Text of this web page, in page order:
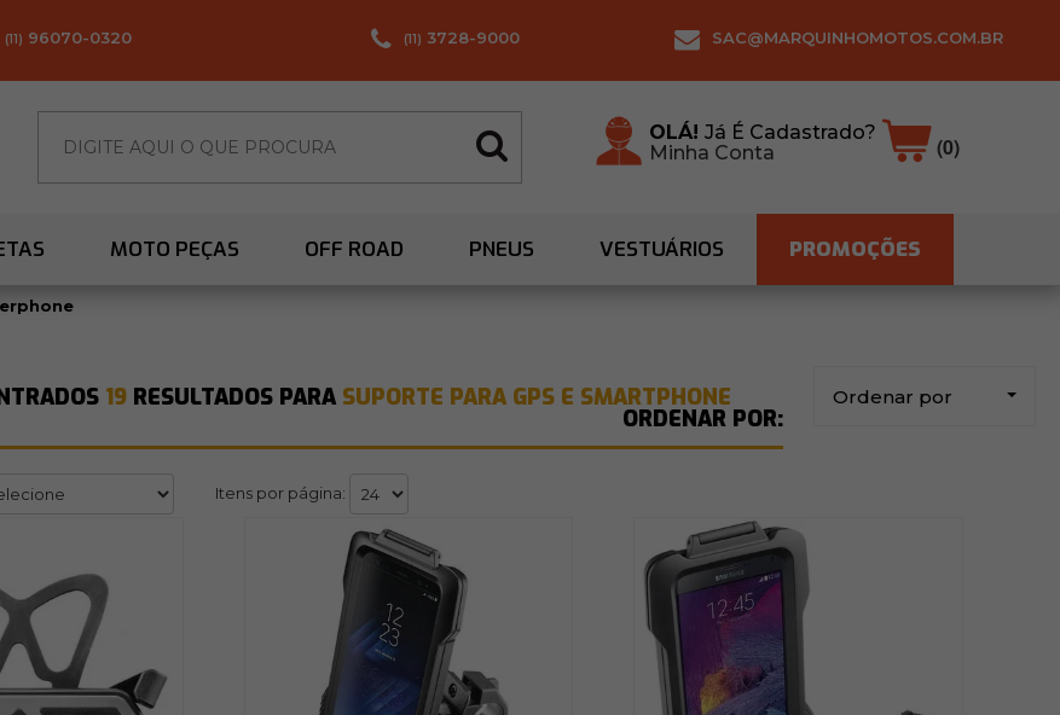
(11) 96070-0320 (11) 3728-9000 SAC@MARQUINHOMOTOS.COM.BR
OLÁ!Já É Cadastrado?
Minha Conta
(0)
MOTO PEÇAS OFF ROAD PNEUS VESTUÁRIOS PROMOÇÕES
19RESULTADOS PARA SUPORTE PARA GPS E SMARTPHONE Ordenar por
Itens por página: